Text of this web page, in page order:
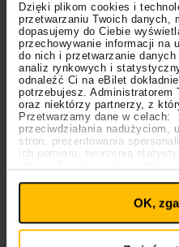
Dzięki plikom cookies i
przetwarzaniu Twoich danych,
dopasujemy do Ciebie
przechowywanie informacji na
do nich i przetwarzanie
analiz rynkowych i
odnaleźć Ci na eBilet
potrzebujesz. Administratorem
oraz niektórzy partnerzy, z
Przetwarzamy dane w celach:
przeciwdziałania nadużyciom,
stron, prezentowania
ich pomiaru, tworzenia
plików cookies
wpływa na legalność
Polityka plików cookies
OK,
“Fulenn” Alvan
2022)
Ten odważny utwór
mrocznym,
odległe miejsce w finale,